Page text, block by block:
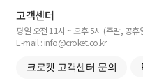
고객센터
평일 오전 11시 ~ 오후 5시 (주말, 공휴
E-mail : info@croket.co.kr
크로켓 고객센터 문의